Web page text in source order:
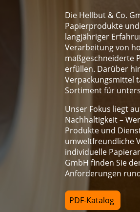
Die Hellbut & Co.
Papierprodukte
langjähriger
Verarbeitung von
maßgeschneiderte
erfüllen. Darüber
Verpackungsmittel
Sortiment für
Unser Fokus liegt
Nachhaltigkeit –
Produkte und
umweltfreundliche
individuelle
GmbH finden Sie
Anforderungen
PDF-Katalog